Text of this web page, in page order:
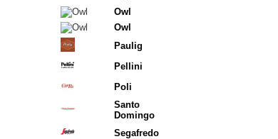
Owl
Owl
Paulig
Pellini
Poli
Santo
Domingo
Segafredo